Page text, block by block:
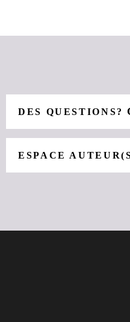
DES QUESTIONS?
ESPACE